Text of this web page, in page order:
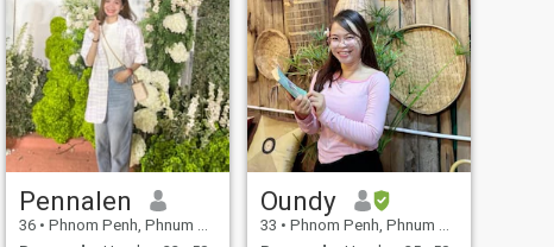
Pennalen
36 • Phnom Penh, Phnum Pénh, Cambolla
Oundy
33 • Phnom Penh, Phnum Pénh, Cambolla